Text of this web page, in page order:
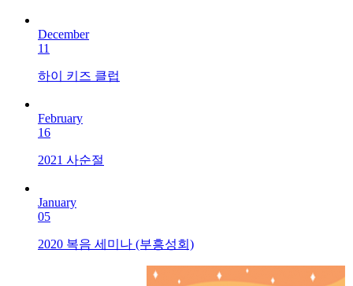
December
11
하이 키즈 클럽
February
16
2021 사순절
January
05
2020 복음 세미나 (부흥성회)